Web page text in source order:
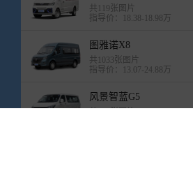
共119张图片
指导价：18.38-18.98万
图雅诺X8
共1033张图片
指导价：13.07-24.88万
风景智蓝G5